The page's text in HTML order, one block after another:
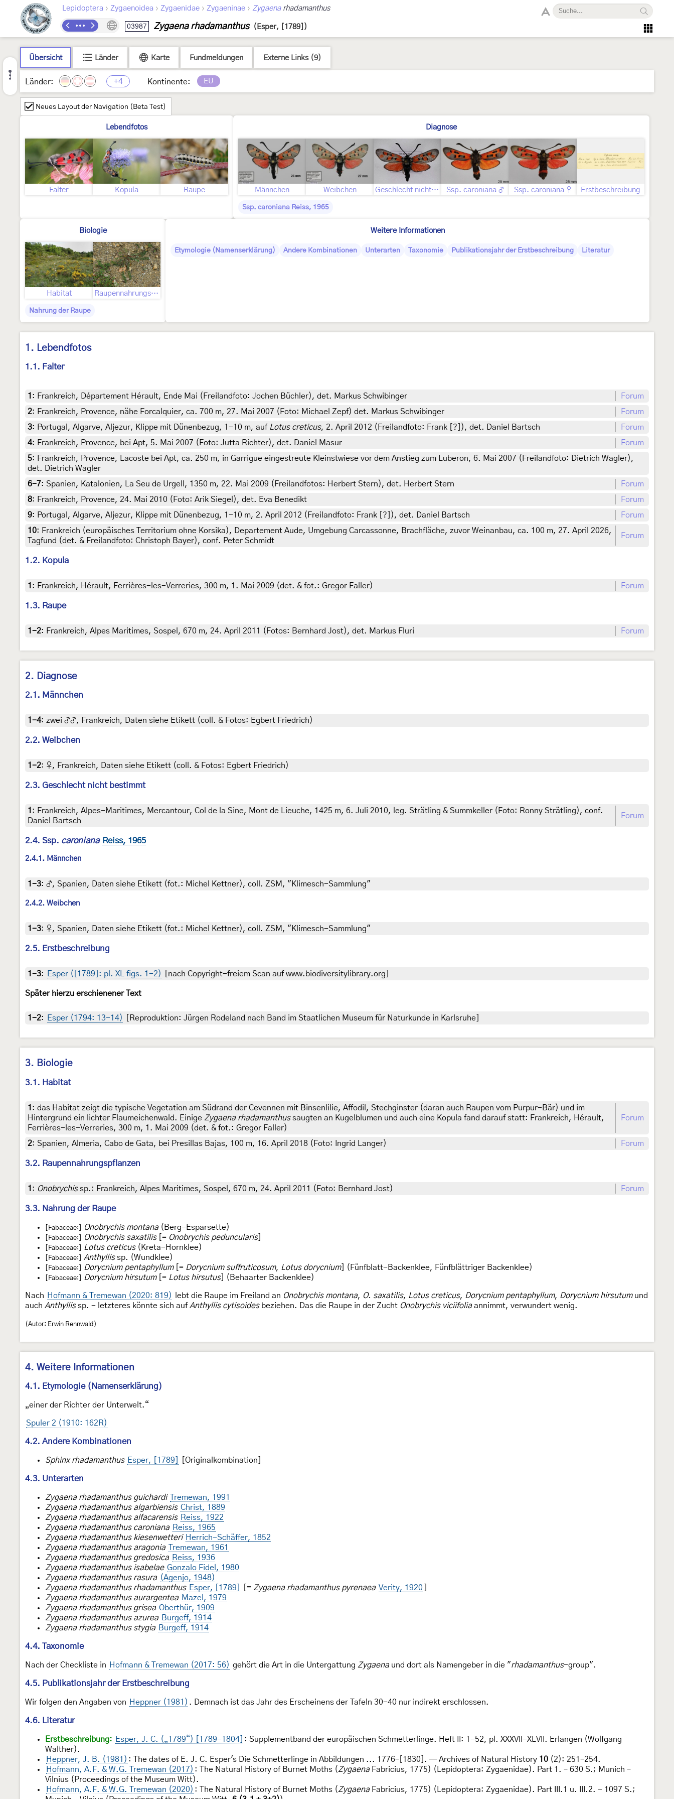
Lepidoptera › Zygaenoidea › Zygaenidae › Zygaeninae › Zygaenarhadamanthus
03987 Zygaena rhadamanthus (Esper, [1789])
Übersicht Länder Karte Fundmeldungen Externe Links (9)
Länder: +4 Kontinente: EU
Neues Layout der Navigation (Beta Test)
Lebendfotos
Falter Kopula Raupe
Diagnose
Männchen Weibchen Geschlecht nicht bestimmt Ssp. caroniana ♂ Ssp. caroniana ♀ Erstbeschreibung
Ssp. caroniana Reiss, 1965
Biologie
Habitat Raupennahrungspflanzen
Nahrung der Raupe
Weitere Informationen
Etymologie (Namenserklärung) Andere Kombinationen Unterarten Taxonomie Publikationsjahr der Erstbeschreibung Literatur
1. Lebendfotos
1.1. Falter
1 : Frankreich, Département Hérault, Ende Mai (Freilandfoto: Jochen Büchler), det. Markus Schwibinger
Forum
2: Frankreich, Provence, nähe Forcalquier, ca. 700 m, 27. Mai 2007 (Foto: Michael Zepf) det. Markus Schwibinger
Forum
3: Portugal, Algarve, Aljezur, Klippe mit Dünenbezug, 1-10 m, auf Lotus creticus, 2. April 2012 (Freilandfoto: Frank [?]), det. Daniel Bartsch
Forum
4: Frankreich, Provence, bei Apt, 5. Mai 2007 (Foto: Jutta Richter), det. Daniel Masur
Forum
5: Frankreich, Provence, Lacoste bei Apt, ca. 250 m, in Garrigue eingestreute Kleinstwiese vor dem Anstieg zum Luberon, 6. Mai 2007 (Freilandfoto: Dietrich Wagler),
det. Dietrich Wagler
6-7: Spanien, Katalonien, La Seu de Urgell, 1350 m, 22. Mai 2009 (Freilandfotos: Herbert Stern), det. Herbert Stern
Forum
8: Frankreich, Provence, 24. Mai 2010 (Foto: Arik Siegel), det. Eva Benedikt
Forum
9: Portugal, Algarve, Aljezur, Klippe mit Dünenbezug, 1-10 m, 2. April 2012 (Freilandfoto: Frank [?]), det. Daniel Bartsch
Forum
10: Frankreich (europäisches Territorium ohne Korsika), Departement Aude, Umgebung Carcassonne, Brachfläche, zuvor Weinanbau, ca. 100 m, 27. April 2026,
Tagfund (det. & Freilandfoto: Christoph Bayer), conf. Peter Schmidt
Forum
1.2. Kopula
1 : Frankreich, Hérault, Ferrières-les-Verreries, 300 m, 1. Mai 2009 (det. & fot.: Gregor Faller) Forum
1.3. Raupe
1-2: Frankreich, Alpes Maritimes, Sospel, 670 m, 24. April 2011 (Fotos: Bernhard Jost), det. Markus Fluri Forum
2. Diagnose
2.1. Männchen
1-4: zwei ♂♂, Frankreich, Daten siehe Etikett (coll. & Fotos: Egbert Friedrich)
2.2. Weibchen
1-2: ♀, Frankreich, Daten siehe Etikett (coll. & Fotos: Egbert Friedrich)
2.3. Geschlecht nicht bestimmt
1 : Frankreich, Alpes-Maritimes, Mercantour, Col de la Sine, Mont de Lieuche, 1425 m, 6. Juli 2010, leg. Strätling & Summkeller (Foto: Ronny Strätling), conf.
Daniel Bartsch
Forum
2.4. Ssp. caroniana Reiss, 1965
2.4.1. Männchen
1-3: ♂, Spanien, Daten siehe Etikett (fot.: Michel Kettner), coll. ZSM, "Klimesch-Sammlung"
2.4.2. Weibchen
1-3: ♀, Spanien, Daten siehe Etikett (fot.: Michel Kettner), coll. ZSM, "Klimesch-Sammlung"
2.5. Erstbeschreibung
1-3: Esper ([1789]: pl. XL figs. 1-2) [nach Copyright-freiem Scan auf www.biodiversitylibrary.org]
Später hierzu erschienener Text
1-2: Esper (1794: 13-14) [Reproduktion: Jürgen Rodeland nach Band im Staatlichen Museum für Naturkunde in Karlsruhe]
3. Biologie
3.1. Habitat
1 : das Habitat zeigt die typische Vegetation am Südrand der Cevennen mit Binsenlilie, Affodil, Stechginster (daran auch Raupen vom Purpur-Bär) und im
Hintergrund ein lichter Flaumeichenwald. Einige Zygaena rhadamanthussaugten an Kugelblumen und auch eine Kopula fand darauf statt: Frankreich, Hérault,
Ferrières-les-Verreries, 300 m, 1. Mai 2009 (det. & fot.: Gregor Faller)
Forum
2: Spanien, Almeria, Cabo de Gata, bei Presillas Bajas, 100 m, 16. April 2018 (Foto: Ingrid Langer) Forum
3.2. Raupennahrungspflanzen
1 : Onobrychissp.: Frankreich, Alpes Maritimes, Sospel, 670 m, 24. April 2011 (Foto: Bernhard Jost) Forum
3.3. Nahrung der Raupe
[Fabaceae:] Onobrychis montana(Berg-Esparsette)
[Fabaceae:] Onobrychis saxatilis[= Onobrychis peduncularis]
[Fabaceae:] Lotus creticus(Kreta-Hornklee)
[Fabaceae:] Anthyllissp. (Wundklee)
[Fabaceae:] Dorycnium pentaphyllum[= Dorycnium suffruticosum, Lotus dorycnium] (Fünfblatt-Backenklee, Fünfblättriger Backenklee)
[Fabaceae:] Dorycnium hirsutum[= Lotus hirsutus] (Behaarter Backenklee)
Nach Hofmann & Tremewan (2020: 819) lebt die Raupe im Freiland an Onobrychis montana, O. saxatilis, Lotus creticus, Dorycnium pentaphyllum, Dorycnium hirsutumund
auch Anthyllissp. - letzteres könnte sich auf Anthyllis cytisoidesbeziehen. Das die Raupe in der Zucht Onobrychis viciifoliaannimmt, verwundert wenig.
(Autor: Erwin Rennwald)
4. Weitere Informationen
4.1. Etymologie (Namenserklärung)
„einer der Richter der Unterwelt.“
Spuler 2 (1910: 162R)
4.2. Andere Kombinationen
Sphinx rhadamanthus Esper, [1789] [Originalkombination]
4.3. Unterarten
Zygaena rhadamanthus guichardi
Tremewan, 1991
Zygaena rhadamanthus algarbiensis Christ, 1889
Zygaena rhadamanthus alfacarensis Reiss, 1922
Zygaena rhadamanthus caroniana Reiss, 1965
Zygaena rhadamanthus kiesenwetteri Herrich-Schäffer, 1852
Zygaena rhadamanthus aragonia
Tremewan, 1961
Zygaena rhadamanthus gredosica Reiss, 1936
Zygaena rhadamanthus isabelae Gonzalo Fidel, 1980
Zygaena rhadamanthus rasura (Agenjo, 1948)
Zygaena rhadamanthus rhadamanthus Esper, [1789] [= Zygaena rhadamanthus pyrenaea Verity, 1920
Zygaena rhadamanthus aurargentea Mazel, 1979
Zygaena rhadamanthus grisea Oberthür, 1909
Zygaena rhadamanthus azurea Burgeff, 1914
Zygaena rhadamanthus stygia Burgeff, 1914
4.4. Taxonomie
Nach der Checkliste in Hofmann & Tremewan (2017: 56) gehört die Art in die Untergattung Zygaenaund dort als Namengeber in die "rhadamanthus-group".
4.5. Publikationsjahr der Erstbeschreibung
Wir folgen den Angaben von Heppner (1981) . Demnach ist das Jahr des Erscheinens der Tafeln 30-40 nur indirekt erschlossen.
4.6. Literatur
Erstbeschreibung: Esper, J. C. („1789“) [1789-1804]
: Supplementband der europäischen Schmetterlinge. Heft II: 1-52, pl. XXXVII-XLVII. Erlangen (Wolfgang
Walther).
Heppner, J. B. (1981) : The dates of E. J. C. Esper's Die Schmetterlinge in Abbildungen ... 1776–[1830]. — Archives of Natural History 10 (2): 251–254.
Hofmann, A.F. & W.G. Tremewan (2017) : The Natural History of Burnet Moths (ZygaenaFabricius, 1775) (Lepidoptera: Zygaenidae). Part 1. – 630 S.; Munich –
Vilnius (Proceedings of the Museum Witt).
Hofmann, A.F. & W.G. Tremewan (2020) : The Natural History of Burnet Moths (ZygaenaFabricius, 1775) (Lepidoptera: Zygaenidae). Part III.1 u. III.2. - 1097 S.;